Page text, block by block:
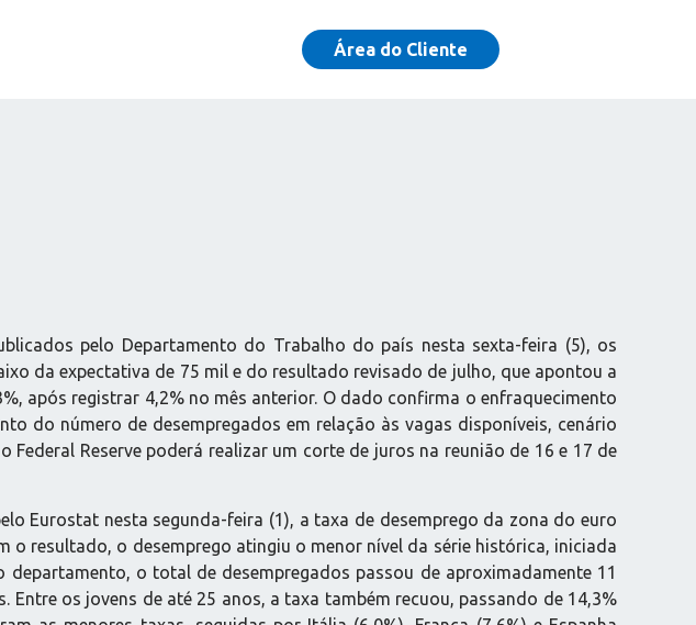
Área do Cliente
pelo Departamento do Trabalho do país nesta sexta-feira (5), os
da expectativa de 75 mil e do resultado revisado de julho, que apontou a
após registrar 4,2% no mês anterior. O dado confirma o enfraquecimento
do número de desempregados em relação às vagas disponíveis, cenário
Reserve poderá realizar um corte de juros na reunião de 16 e 17 de
Eurostat nesta segunda-feira (1), a taxa de desemprego da zona do euro
o resultado, o desemprego atingiu o menor nível da série histórica, iniciada
o total de desempregados passou de aproximadamente 11
os jovens de até 25 anos, a taxa também recuou, passando de 14,3%